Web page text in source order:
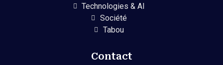
Technologies & AI
Société
Tabou
Contact